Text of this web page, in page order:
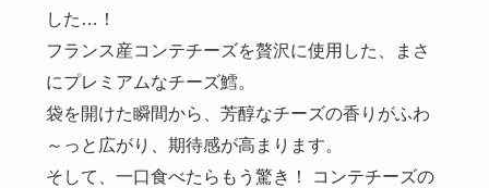
した…！
フランス産コンテチーズを贅沢に使用した、まさ
にプレミアムなチーズ鱈。
袋を開けた瞬間から、芳醇なチーズの香りがふわ
～っと広がり、期待感が高まります。
そして、一口食べたらもう驚き！ コンテチーズの